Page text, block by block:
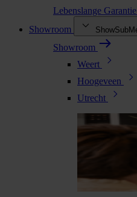
Lebenslange Garantie
Showroom
Showroom
Weert
Hoogeveen
Utrecht